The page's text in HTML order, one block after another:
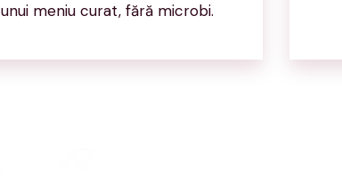
unui meniu curat, fără microbi.